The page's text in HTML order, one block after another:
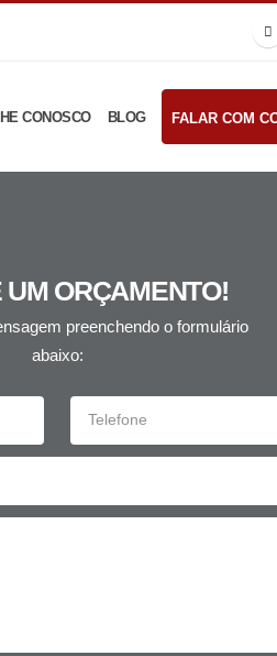
CONOSCO BLOG FALAR COM
UM ORÇAMENTO!
preenchendo o formulário
abaixo: